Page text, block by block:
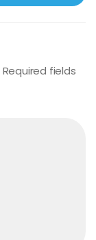
Required fields